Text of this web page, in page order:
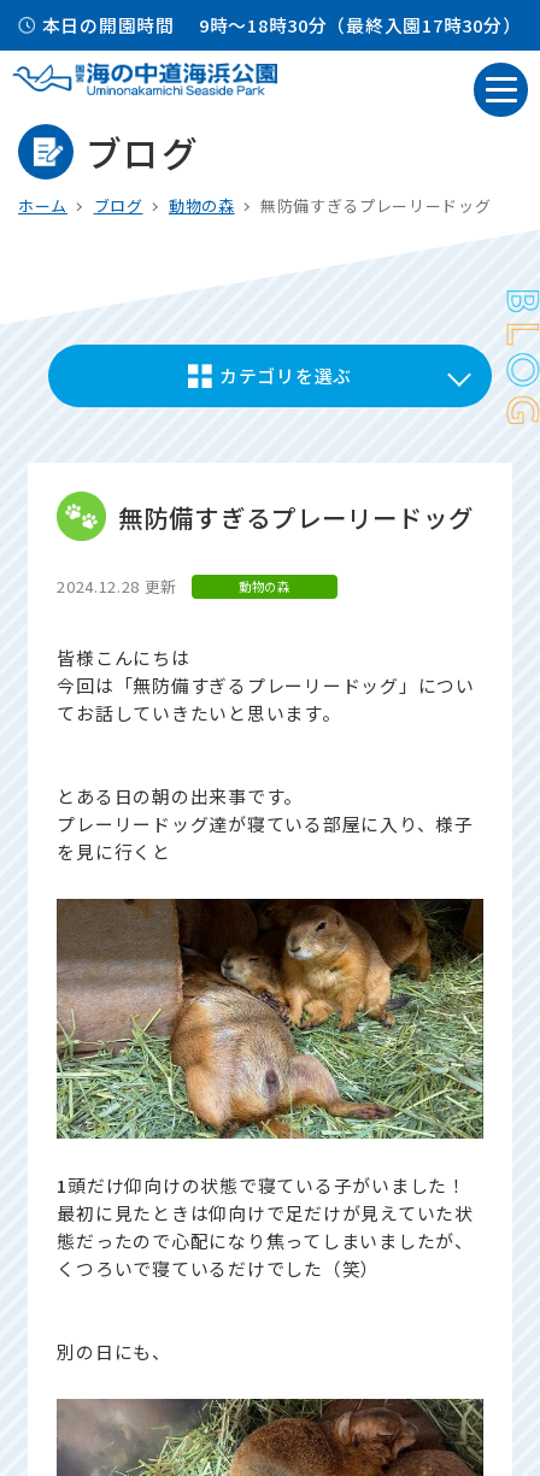
本日の開園時間 9時～18時30分（最終入園17時30分）
ブログ
ホーム ブログ 動物の森 無防備すぎるプレーリードッグ
カテゴリを選ぶ
無防備すぎるプレーリードッグ
2024.12.28 更新 動物の森
皆様こんにちは
今回は「無防備すぎるプレーリードッグ」につい
てお話していきたいと思います。
とある日の朝の出来事です。
プレーリードッグ達が寝ている部屋に入り、様子
を見に行くと
1頭だけ仰向けの状態で寝ている子がいました！
最初に見たときは仰向けで足だけが見えていた状
態だったので心配になり焦ってしまいましたが、
くつろいで寝ているだけでした（笑）
別の日にも、